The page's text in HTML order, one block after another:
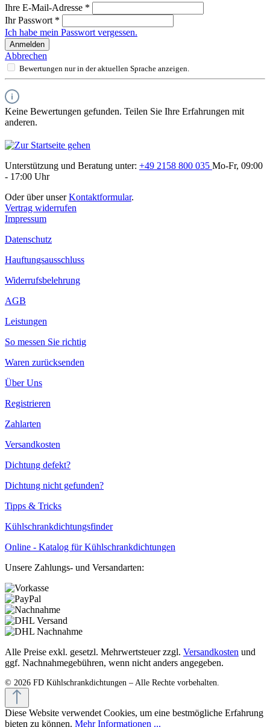
Ihre E-Mail-Adresse *
Ihr Passwort *
Ich habe mein Passwort vergessen.
Anmelden
Abbrechen
Bewertungen nur in der aktuellen Sprache anzeigen.
Keine Bewertungen gefunden. Teilen Sie Ihre Erfahrungen mit
anderen.
Unterstützung und Beratung unter: +49 2158 800 035 Mo-Fr, 09:00
- 17:00 Uhr
Oder über unserKontaktformular.
Vertrag widerrufen
Impressum
Datenschutz
Hauftungsausschluss
Widerrufsbelehrung
AGB
Leistungen
So messen Sie richtig
Waren zurücksenden
Über Uns
Registrieren
Zahlarten
Versandkosten
Dichtung defekt?
Dichtung nicht gefunden?
Tipps & Tricks
Kühlschrankdichtungsfinder
Online - Katalog für Kühlschrankdichtungen
Unsere Zahlungs- und Versandarten:
Alle Preise exkl. gesetzl. Mehrwertsteuer zzgl. Versandkosten und
ggf. Nachnahmegebühren, wenn nicht anders angegeben.
Diese Website verwendet Cookies, um eine bestmögliche Erfahrung
bieten zu können. Mehr Informationen ...